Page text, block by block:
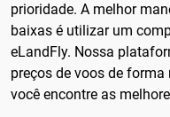
prioridade. A melhor
baixas é utilizar um
eLandFly. Nossa
preços de voos de
você encontre as